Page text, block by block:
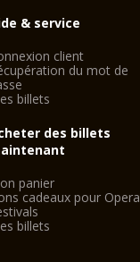
& service
client
du mot de
billets
des billets
panier
cadeaux pour Opera
billets